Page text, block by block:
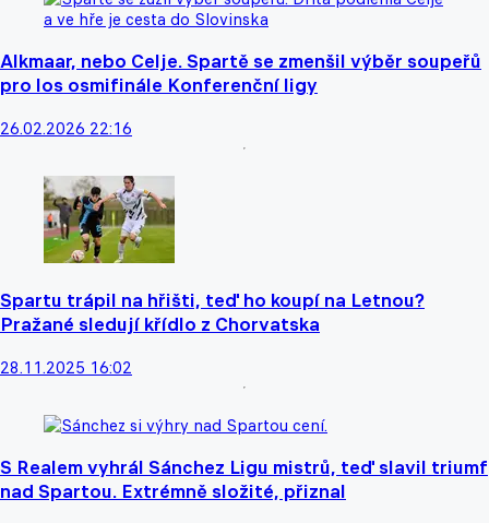
Alkmaar, nebo Celje. Spartě se zmenšil výběr soupeřů
pro los osmifinále Konferenční ligy
26.02.2026 22:16
Spartu trápil na hřišti, teď ho koupí na Letnou?
Pražané sledují křídlo z Chorvatska
28.11.2025 16:02
S Realem vyhrál Sánchez Ligu mistrů, teď slavil triumf
nad Spartou. Extrémně složité, přiznal